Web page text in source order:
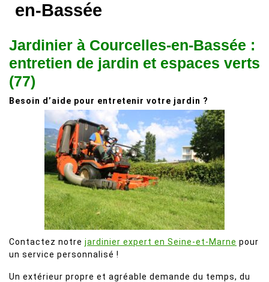
en-Bassée
Jardinier à Courcelles-en-Bassée :
entretien de jardin et espaces verts
(77)
Besoin d’aide pour entretenir votre jardin ?
Contactez notre jardinier expert en Seine-et-Marne pour
un service personnalisé !
Un extérieur propre et agréable demande du temps, du